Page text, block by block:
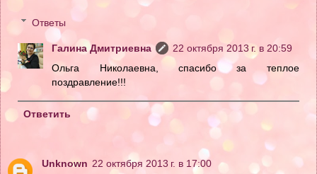
Ответы
Галина Дмитриевна
22 октября 2013 г. в 20:59
Ольга Николаевна, спасибо за теплое
поздравление!!!
Ответить
Unknown 22 октября 2013 г. в 17:00